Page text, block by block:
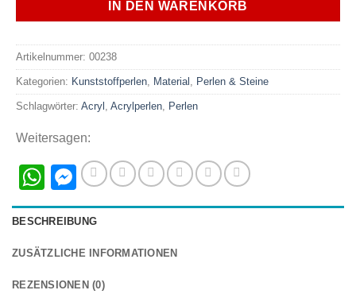
IN DEN WARENKORB
Artikelnummer: 00238
Kategorien: Kunststoffperlen Material Perlen & Steine
Schlagwörter: Acryl Acrylperlen Perlen
Weitersagen:
WhatsApp
Messenger
BESCHREIBUNG
ZUSÄTZLICHE INFORMATIONEN
REZENSIONEN (0)